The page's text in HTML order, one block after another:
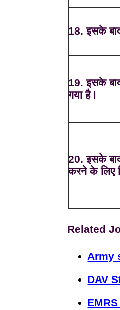
18. इसके
19. इसके
गया है।
20. इसके
करने के लिए
Related
Army
DAV